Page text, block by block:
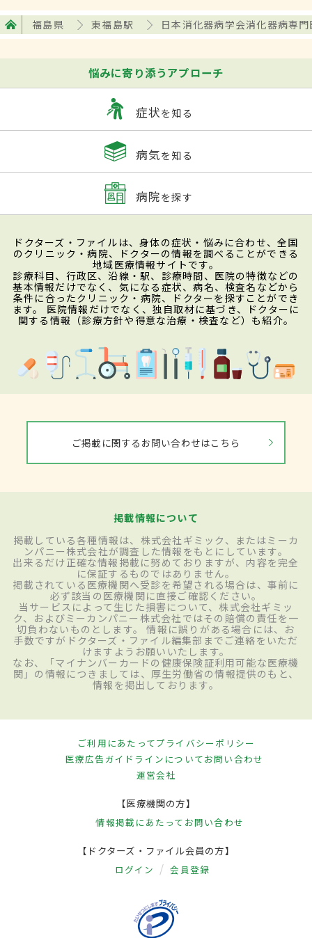
福島県 東福島駅 日本消化器病学会消化器病専門
悩みに寄り添うアプローチ
症状を知る
病気を知る
病院を探す
ドクターズ・ファイルは、身体の症状・悩みに合わせ、全国
のクリニック・病院、ドクターの情報を調べることができる
地域医療情報サイトです。
診療科目、行政区、沿線・駅、診療時間、医院の特徴などの
基本情報だけでなく、気になる症状、病名、検査名などから
条件に合ったクリニック・病院、ドクターを探すことができ
ます。 医院情報だけでなく、独自取材に基づき、ドクターに
関する情報（診療方針や得意な治療・検査など）も紹介。
ご掲載に関するお問い合わせはこちら
掲載情報について
掲載している各種情報は、株式会社ギミック、またはミーカ
ンパニー株式会社が調査した情報をもとにしています。
出来るだけ正確な情報掲載に努めておりますが、内容を完全
に保証するものではありません。
掲載されている医療機関へ受診を希望される場合は、事前に
必ず該当の医療機関に直接ご確認ください。
当サービスによって生じた損害について、株式会社ギミッ
ク、およびミーカンパニー株式会社ではその賠償の責任を一
切負わないものとします。 情報に誤りがある場合には、お
手数ですがドクターズ・ファイル編集部までご連絡をいただ
けますようお願いいたします。
なお、「マイナンバーカードの健康保険証利用可能な医療機
関」の情報につきましては、厚生労働省の情報提供のもと、
情報を掲出しております。
ご利用にあたってプライバシーポリシー
医療広告ガイドラインについてお問い合わせ
運営会社
【医療機関の方】
情報掲載にあたって お問い合わせ
【ドクターズ・ファイル会員の方】
ログイン 会員登録